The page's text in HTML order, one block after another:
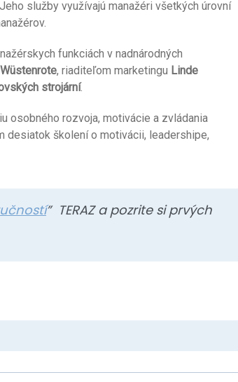
služby využívajú manažéri všetkých úrovní
funkciách v nadnárodných
Wüstenrote, riaditeľom marketingu Linde
strojární.
osobného rozvoja, motivácie a zvládania
desiatok školení o motivácii, leadershipe,
” TERAZ a pozrite si prvých